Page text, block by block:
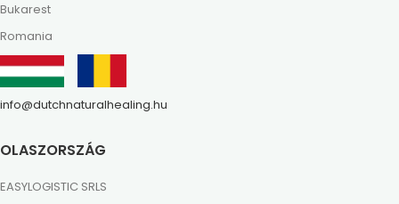
Bukarest
Romania
info@dutchnaturalhealing.hu
OLASZORSZÁG
EASYLOGISTIC SRLS